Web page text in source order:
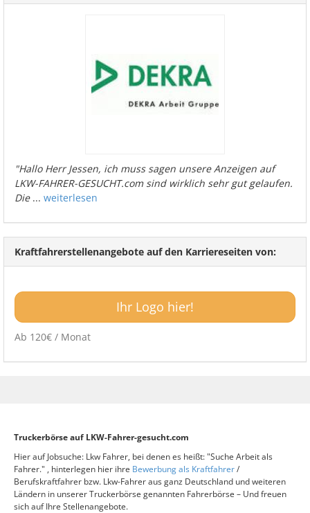
"Hallo Herr Jessen, ich muss sagen unsere Anzeigen auf
LKW-FAHRER-GESUCHT.com sind wirklich sehr gut gelaufen.
Die... weiterlesen
Kraftfahrerstellenangebote auf den Karriereseiten von:
Ihr Logo hier!
Ab 120€ / Monat
Truckerbörse auf LKW-Fahrer-gesucht.com
Hier auf Jobsuche: Lkw Fahrer, bei denen es heißt: "Suche Arbeit als
Fahrer." , hinterlegen hier ihre Bewerbung als Kraftfahrer/
Berufskraftfahrer bzw. Lkw-Fahrer aus ganz Deutschland und weiteren
Ländern in unserer Truckerbörse genannten Fahrerbörse – Und freuen
sich auf Ihre Stellenangebote.